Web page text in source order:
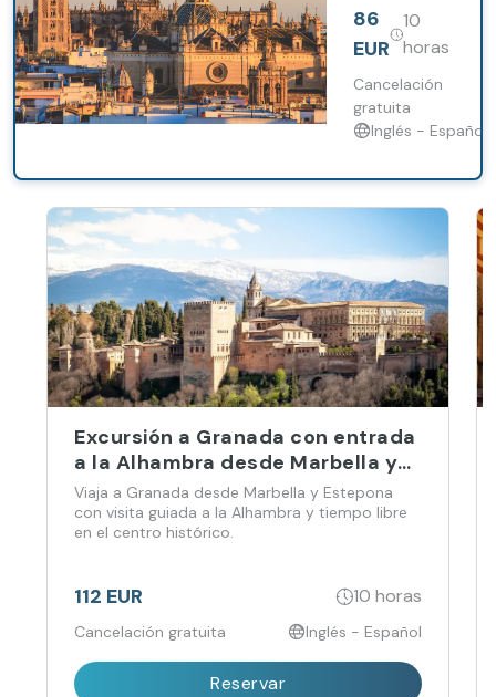
Catedral
desde
y
Estepona
con acceso a
la Catedral, la
Barrio de
Santa Cruz.
86
EUR
10
horas
Cancelación
gratuita
Inglés - Español
Excursión a Granada con entrada
a la Alhambra desde Marbella y
Estepona
Viaja a Granada desde Marbella y Estepona
con visita guiada a la Alhambra y tiempo libre
en el centro histórico.
112 EUR 10 horas
Cancelación gratuita Inglés - Español
Reservar